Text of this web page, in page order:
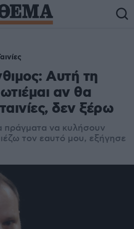
Αυτή τη
αν θα
δεν ξέρω
να κυλήσουν
τον εαυτό μου, εξήγησε